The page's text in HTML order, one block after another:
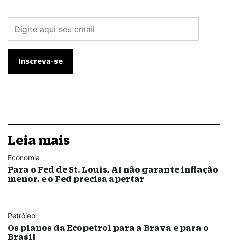
Leia mais
Economia
Para o Fed de St. Louis, AI não garante inflação
menor, e o Fed precisa apertar
Petróleo
Os planos da Ecopetrol para a Brava e para o
Brasil